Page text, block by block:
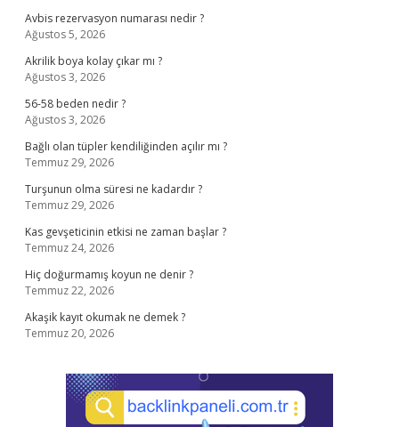
Avbis rezervasyon numarası nedir ?
Ağustos 5, 2026
Akrilik boya kolay çıkar mı ?
Ağustos 3, 2026
56-58 beden nedir ?
Ağustos 3, 2026
Bağlı olan tüpler kendiliğinden açılır mı ?
Temmuz 29, 2026
Turşunun olma süresi ne kadardır ?
Temmuz 29, 2026
Kas gevşeticinin etkisi ne zaman başlar ?
Temmuz 24, 2026
Hiç doğurmamış koyun ne denir ?
Temmuz 22, 2026
Akaşik kayıt okumak ne demek ?
Temmuz 20, 2026